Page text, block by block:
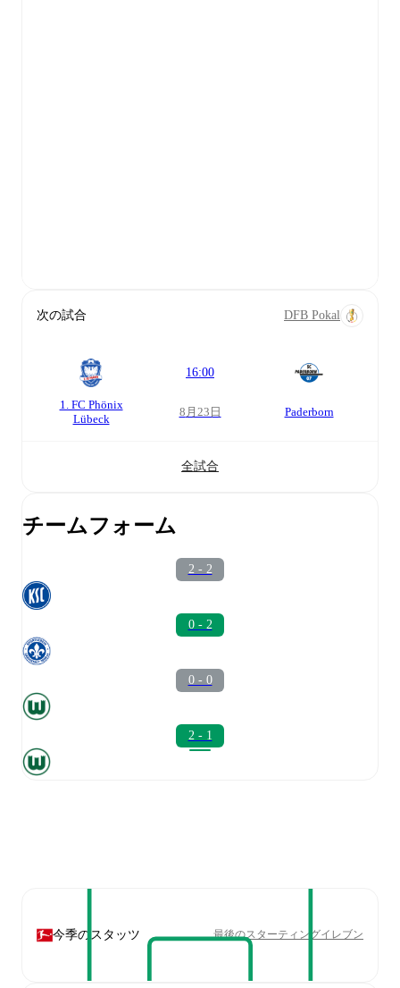
次の試合 DFB Pokal
1. FC Phönix
Lübeck
16:00
8月23日 Paderborn
全試合
チームフォーム
2 - 2
0 - 2
0 - 0
2 - 1
今季のスタッツ 最後のスターティングイレブン